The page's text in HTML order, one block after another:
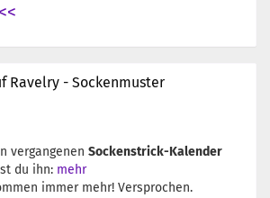
Ravelry - Sockenmuster
vergangenen Sockenstrick-Kalender
du ihn: mehr
immer mehr! Versprochen.